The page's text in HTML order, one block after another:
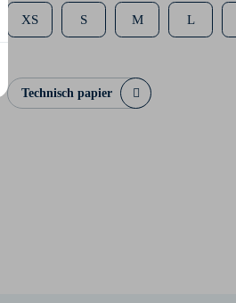
XS S M L
Technisch papier